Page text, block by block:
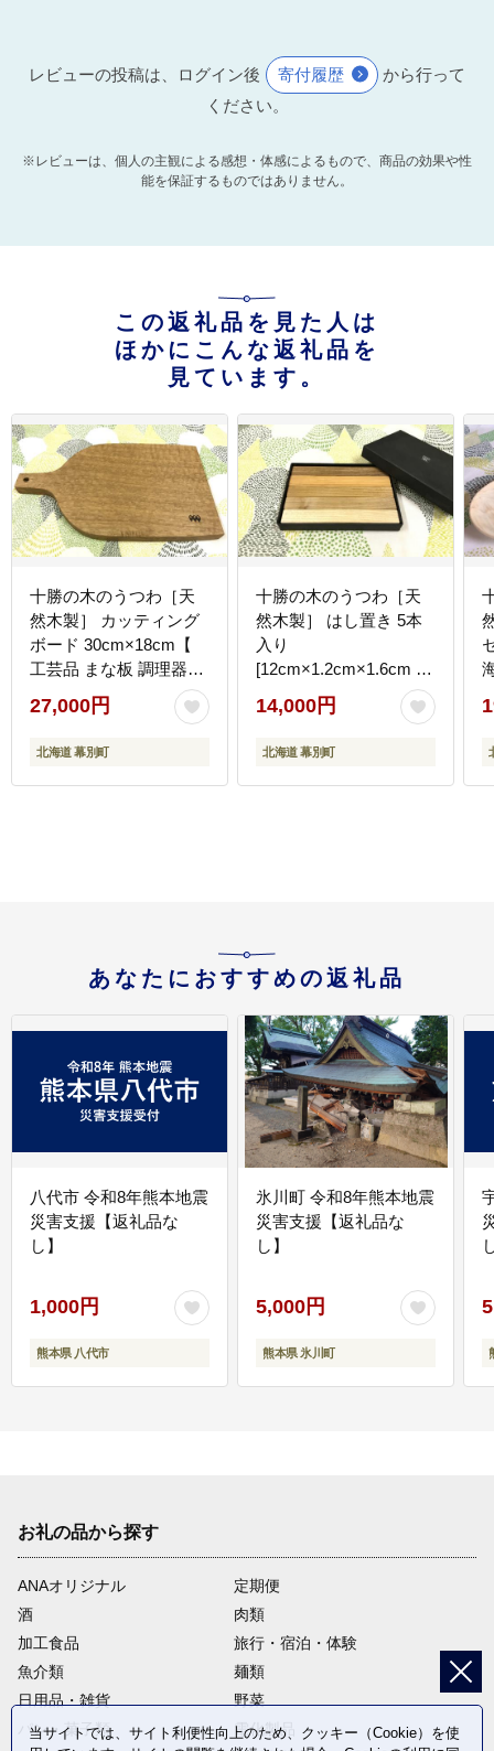
レビューの投稿は、ログイン後 寄付履歴
から行って
ください。
※レビューは、個人の主観による感想・体感によるもので、商品の効果や性
能を保証するものではありません。
この返礼品を見た人は
ほかにこんな返礼品を
見ています。
十勝の木のうつわ［天
然木製］ カッティング
ボード 30cm×18cm【
工芸品 まな板 調理器具
北海道 十勝 幕別 】
27,000円
北海道 幕別町
十勝の木のうつわ［天
然木製］ はし置き 5本
入り
[12cm×1.2cm×1.6cm /1
本]【 工芸品 箸置き 食
器 北海道 十勝 幕別 】
14,000円
北海道 幕別町
あなたにおすすめの返礼品
八代市 令和8年熊本地震
災害支援【返礼品な
し】
1,000円
熊本県 八代市
氷川町 令和8年熊本地震
災害支援【返礼品な
し】
5,000円
熊本県 氷川町
お礼の品から探す
ANAオリジナル
定期便
酒
肉類
加工食品
旅行・宿泊・体験
魚介類
麺類
日用品・雑貨
野菜
パン・菓子類
電化製品
当サイトでは、サイト利便性向上のため、クッキー（Cookie）を使